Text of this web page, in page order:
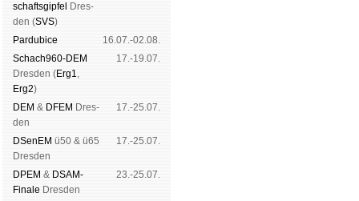
schafts­gipfel
Dres­
den (SVS)
Pardu­bice
16.07.-02.08.
Schach960-DEM
Dres­den (Erg1,
Erg2)
17.-19.07.
DEM & DFEM Dres­
den
17.-25.07.
DSenEM ü50 & ü65
Dres­den
17.-25.07.
DPEM & DSAM-
Finale Dres­den
23.-25.07.